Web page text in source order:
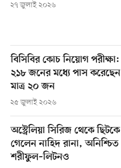
২৭ জুলাই ২০২৬
বিসিবির কোচ নিয়োগ পরীক্ষা:
২১৮ জনের মধ্যে পাস করেছেন
মাত্র ২০ জন
২৫ জুলাই ২০২৬
অস্ট্রেলিয়া সিরিজ থেকে ছিটকে
গেলেন নাহিদ রানা, অনিশ্চিত
শরীফুল–লিটনও